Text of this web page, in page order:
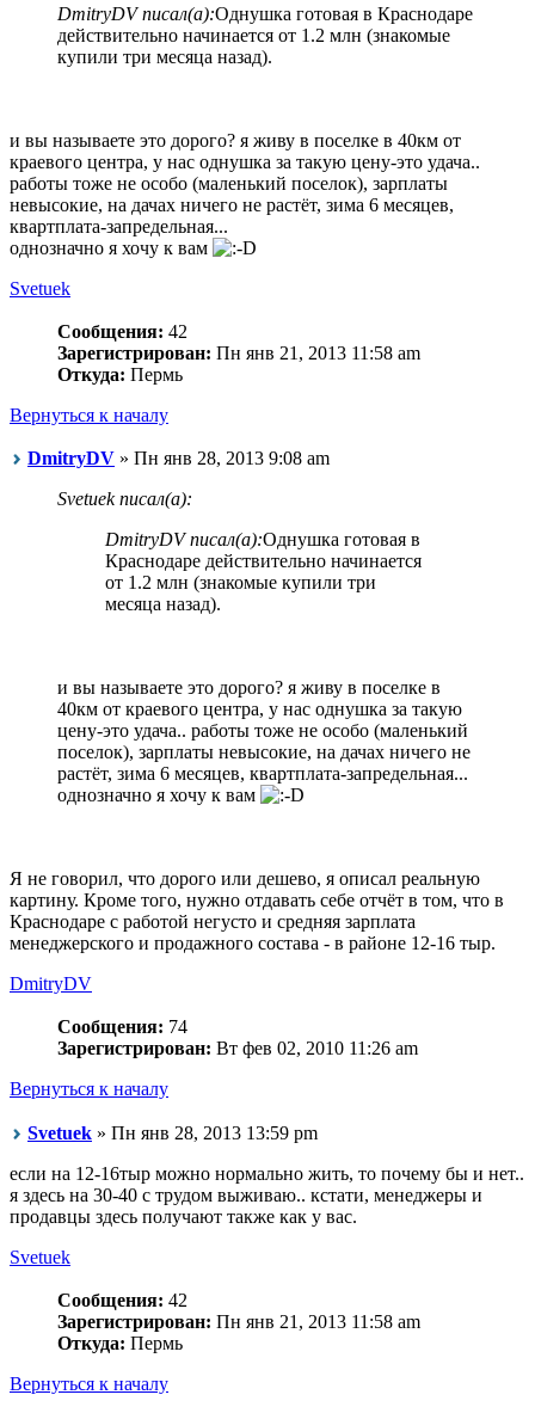
DmitryDV писал(а):Однушка готовая в Краснодаре
действительно начинается от 1.2 млн (знакомые
купили три месяца назад).
и вы называете это дорого? я живу в поселке в 40км от
краевого центра, у нас однушка за такую цену-это удача..
работы тоже не особо (маленький поселок), зарплаты
невысокие, на дачах ничего не растёт, зима 6 месяцев,
квартплата-запредельная...
однозначно я хочу к вам
Svetuek
Сообщения: 42
Зарегистрирован: Пн янв 21, 2013 11:58 am
Откуда: Пермь
Вернуться к началу
DmitryDV » Пн янв 28, 2013 9:08 am
Svetuek писал(а):
DmitryDV писал(а):Однушка готовая в
Краснодаре действительно начинается
от 1.2 млн (знакомые купили три
месяца назад).
и вы называете это дорого? я живу в поселке в
40км от краевого центра, у нас однушка за такую
цену-это удача.. работы тоже не особо (маленький
поселок), зарплаты невысокие, на дачах ничего не
растёт, зима 6 месяцев, квартплата-запредельная...
однозначно я хочу к вам
Я не говорил, что дорого или дешево, я описал реальную
картину. Кроме того, нужно отдавать себе отчёт в том, что в
Краснодаре с работой негусто и средняя зарплата
менеджерского и продажного состава - в районе 12-16 тыр.
DmitryDV
Сообщения: 74
Зарегистрирован: Вт фев 02, 2010 11:26 am
Вернуться к началу
Svetuek » Пн янв 28, 2013 13:59 pm
если на 12-16тыр можно нормально жить, то почему бы и нет..
я здесь на 30-40 с трудом выживаю.. кстати, менеджеры и
продавцы здесь получают также как у вас.
Svetuek
Сообщения: 42
Зарегистрирован: Пн янв 21, 2013 11:58 am
Откуда: Пермь
Вернуться к началу